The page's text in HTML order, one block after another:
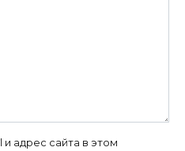
адрес сайта в этом